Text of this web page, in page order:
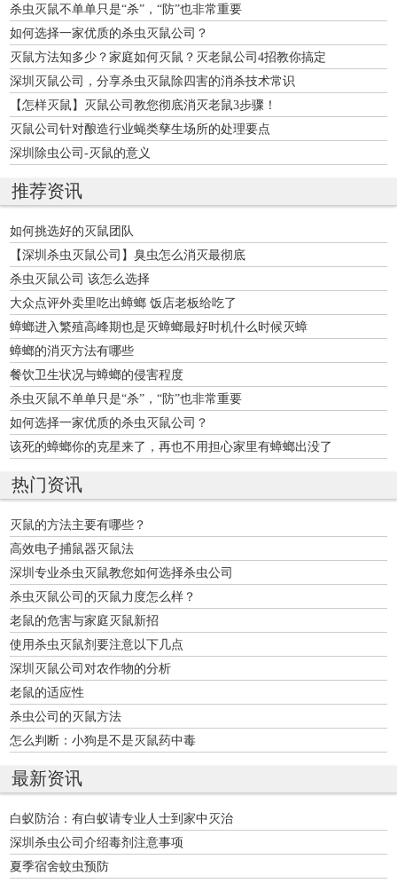
杀虫灭鼠不单单只是“杀”，“防”也非常重要
如何选择一家优质的杀虫灭鼠公司？
灭鼠方法知多少？家庭如何灭鼠？灭老鼠公司4招教你搞定
深圳灭鼠公司，分享杀虫灭鼠除四害的消杀技术常识
【怎样灭鼠】灭鼠公司教您彻底消灭老鼠3步骤！
灭鼠公司针对酿造行业蝇类孳生场所的处理要点
深圳除虫公司-灭鼠的意义
推荐资讯
如何挑选好的灭鼠团队
【深圳杀虫灭鼠公司】臭虫怎么消灭最彻底
杀虫灭鼠公司 该怎么选择
大众点评外卖里吃出蟑螂 饭店老板给吃了
蟑螂进入繁殖高峰期也是灭蟑螂最好时机什么时候灭蟑
蟑螂的消灭方法有哪些
餐饮卫生状况与蟑螂的侵害程度
杀虫灭鼠不单单只是“杀”，“防”也非常重要
如何选择一家优质的杀虫灭鼠公司？
该死的蟑螂你的克星来了，再也不用担心家里有蟑螂出没了
热门资讯
灭鼠的方法主要有哪些？
高效电子捕鼠器灭鼠法
深圳专业杀虫灭鼠教您如何选择杀虫公司
杀虫灭鼠公司的灭鼠力度怎么样？
老鼠的危害与家庭灭鼠新招
使用杀虫灭鼠剂要注意以下几点
深圳灭鼠公司对农作物的分析
老鼠的适应性
杀虫公司的灭鼠方法
怎么判断：小狗是不是灭鼠药中毒
最新资讯
白蚁防治：有白蚁请专业人士到家中灭治
深圳杀虫公司介绍毒剂注意事项
夏季宿舍蚊虫预防